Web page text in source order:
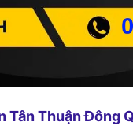
Tân Thuận Đông